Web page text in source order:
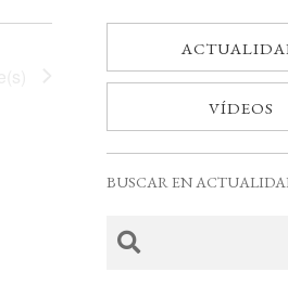
VÍDEOS
BUSCAR EN